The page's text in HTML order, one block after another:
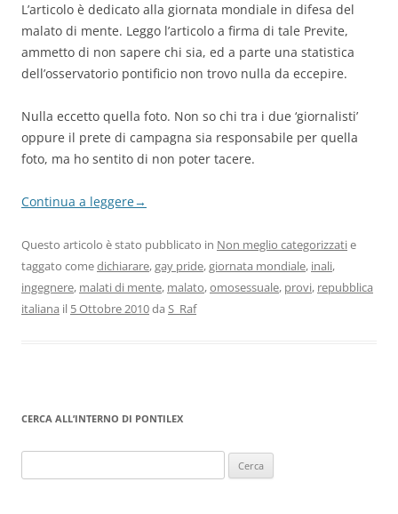
L’articolo è dedicato alla giornata mondiale in difesa del
malato di mente. Leggo l’articolo a firma di tale Previte,
ammetto di non sapere chi sia, ed a parte una statistica
dell’osservatorio pontificio non trovo nulla da eccepire.
Nulla eccetto quella foto. Non so chi tra i due ‘giornalisti’
oppure il prete di campagna sia responsabile per quella
foto, ma ho sentito di non poter tacere.
Continua a leggere→
Questo articolo è stato pubblicato in Non meglio categorizzatie
taggato comedichiarare,gay pride,giornata mondiale, inali,
ingegnere, malati di mente, malato,omosessuale, provi, repubblica
italiana il 5 Ottobre 2010da S_Raf
CERCA ALL’INTERNO DI PONTILEX
per: